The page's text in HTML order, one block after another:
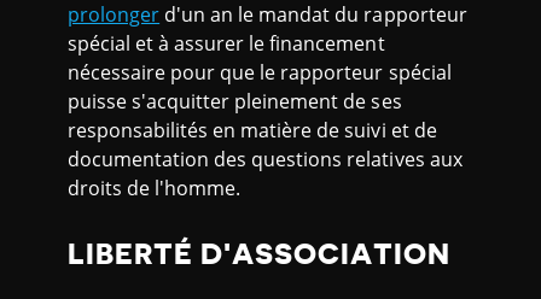
prolonger d'un an le mandat du rapporteur
spécial et à assurer le financement
nécessaire pour que le rapporteur spécial
puisse s'acquitter pleinement de ses
responsabilités en matière de suivi et de
documentation des questions relatives aux
droits de l'homme.
LIBERTÉ D'ASSOCIATION